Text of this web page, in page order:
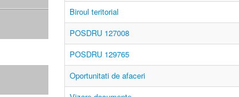
Biroul teritorial
POSDRU 127008
POSDRU 129765
Oportunitati de afaceri